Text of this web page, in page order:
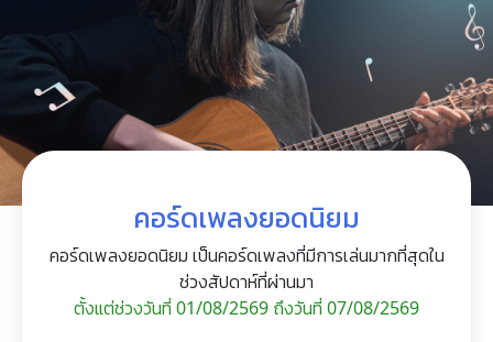
คอร์ดเพลงยอดนิยม
คอร์ดเพลงยอดนิยม เป็นคอร์ดเพลงที่มีการเล่นมากที่สุดใน
ช่วงสัปดาห์ที่ผ่านมา
ตั้งแต่ช่วงวันที่ 01/08/2569 ถึงวันที่ 07/08/2569